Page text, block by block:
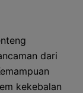
dari
kekebalan